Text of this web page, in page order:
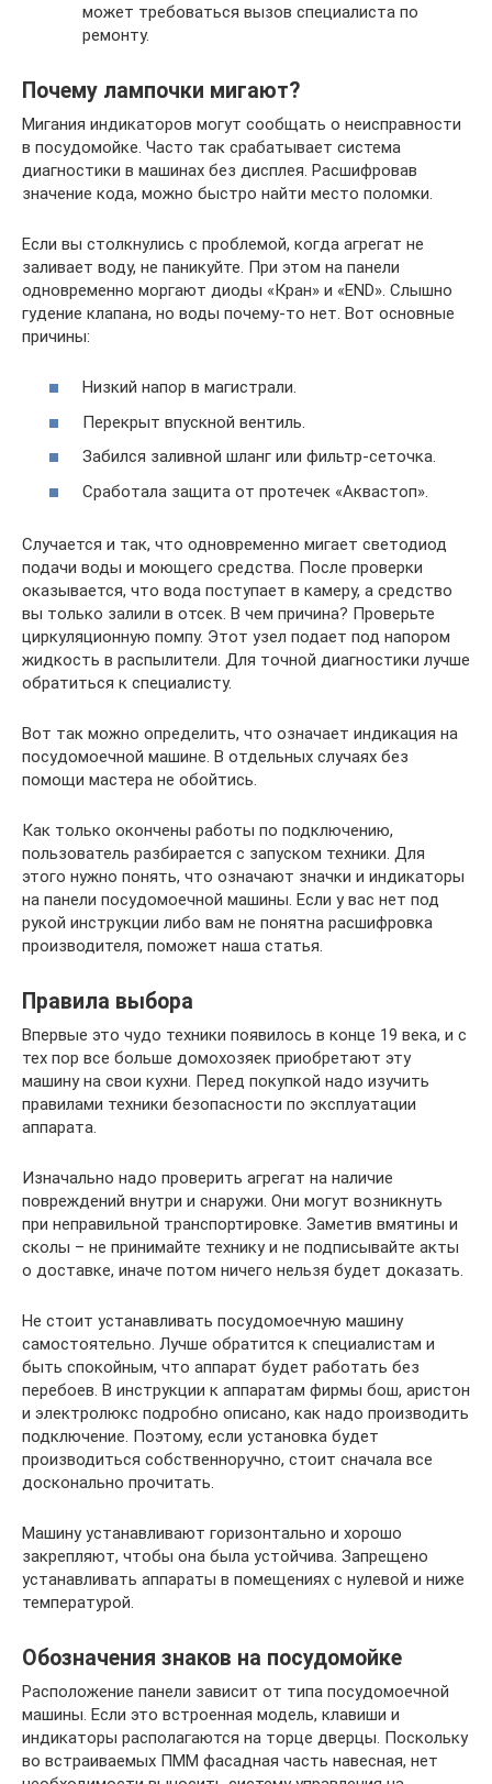
может требоваться вызов специалиста по
ремонту.
Почему лампочки мигают?
Мигания индикаторов могут сообщать о неисправности
в посудомойке. Часто так срабатывает система
диагностики в машинах без дисплея. Расшифровав
значение кода, можно быстро найти место поломки.
Если вы столкнулись с проблемой, когда агрегат не
заливает воду, не паникуйте. При этом на панели
одновременно моргают диоды «Кран» и «END». Слышно
гудение клапана, но воды почему-то нет. Вот основные
причины:
Низкий напор в магистрали.
Перекрыт впускной вентиль.
Забился заливной шланг или фильтр-сеточка.
Сработала защита от протечек «Аквастоп».
Случается и так, что одновременно мигает светодиод
подачи воды и моющего средства. После проверки
оказывается, что вода поступает в камеру, а средство
вы только залили в отсек. В чем причина? Проверьте
циркуляционную помпу. Этот узел подает под напором
жидкость в распылители. Для точной диагностики лучше
обратиться к специалисту.
Вот так можно определить, что означает индикация на
посудомоечной машине. В отдельных случаях без
помощи мастера не обойтись.
Как только окончены работы по подключению,
пользователь разбирается с запуском техники. Для
этого нужно понять, что означают значки и индикаторы
на панели посудомоечной машины. Если у вас нет под
рукой инструкции либо вам не понятна расшифровка
производителя, поможет наша статья.
Правила выбора
Впервые это чудо техники появилось в конце 19 века, и с
тех пор все больше домохозяек приобретают эту
машину на свои кухни. Перед покупкой надо изучить
правилами техники безопасности по эксплуатации
аппарата.
Изначально надо проверить агрегат на наличие
повреждений внутри и снаружи. Они могут возникнуть
при неправильной транспортировке. Заметив вмятины и
сколы – не принимайте технику и не подписывайте акты
о доставке, иначе потом ничего нельзя будет доказать.
Не стоит устанавливать посудомоечную машину
самостоятельно. Лучше обратится к специалистам и
быть спокойным, что аппарат будет работать без
перебоев. В инструкции к аппаратам фирмы бош, аристон
и электролюкс подробно описано, как надо производить
подключение. Поэтому, если установка будет
производиться собственноручно, стоит сначала все
досконально прочитать.
Машину устанавливают горизонтально и хорошо
закрепляют, чтобы она была устойчива. Запрещено
устанавливать аппараты в помещениях с нулевой и ниже
температурой.
Обозначения знаков на посудомойке
Расположение панели зависит от типа посудомоечной
машины. Если это встроенная модель, клавиши и
индикаторы располагаются на торце дверцы. Поскольку
во встраиваемых ПММ фасадная часть навесная, нет